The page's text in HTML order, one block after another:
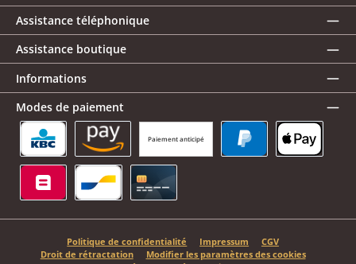
Assistance téléphonique
Assistance boutique
Informations
Modes de paiement
Paiement anticipé
KBC/CBC Payment Button
Amazon Pay
Politique de confidentialité Impressum
CGV
Droit de rétractation
Modifier les paramètres des cookies